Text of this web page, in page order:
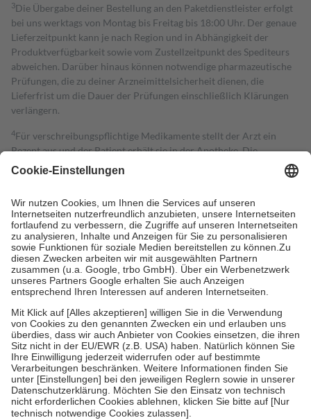
3Die Übergabe deiner Bestellung an den Paketdienstleister erfolgt
bei uns werktags von Montag bis Freitag bis 18:00 Uhr. Der genaue
Lieferzeitpunkt kann je nach Region und in Abhängigkeit der
Produktverfügbarkeit sowie vom Zustellzeitpunkt des Spediteurs
abweichen. Darüber hinaus können notwendige pharmazeutische
Prüfungen, die zu deiner Arzneimittelsicherheit dienen, die
Lieferfrist um die Dauer der Prüfungen einschließlich Klärungen
verlängern.
4Für verschreibungspflichtige Medikamente stellt der Arzt ein
Rezept aus und der Patient erhält sie in der Apotheke. Die
gesetzliche Krankenversicherung übernimmt in der Regel die
Kosten dafür, der Versicherte trägt einen Teil davon als Zuzahlung
Grundsätzlich leisten Mitglieder Zuzahlungen in Höhe von zehn
Prozent des Abgabepreises,mindestens jedochfünf Euround
höchstens zehn Euro.Es sind jedoch nie mehr als die tatsächlichen
Kosten der Leistung zu entrichten.
Diese Regeln gelten grundsätzlich auch für Online-Apotheken.
Bei Heilmitteln und häuslicher Krankenpflege beträgt die
Zuzahlung zehn Prozent der Kosten sowie zehn Euro je
Verordnung.
Um das Engagement der Versicherten für ihre eigene Gesundheit zu
stärken und die besondere Stellung der Familie zu unterstützen,
fallenkeine Zuzahlungenan bei:
• Kindern und Jugendlichen bis zum vollendeten 18. Lebensjahr
mit Ausnahme der Fahrkosten
• Untersuchungen zur Vorsorge und Früherkennung, die von der
GKV getragen werden